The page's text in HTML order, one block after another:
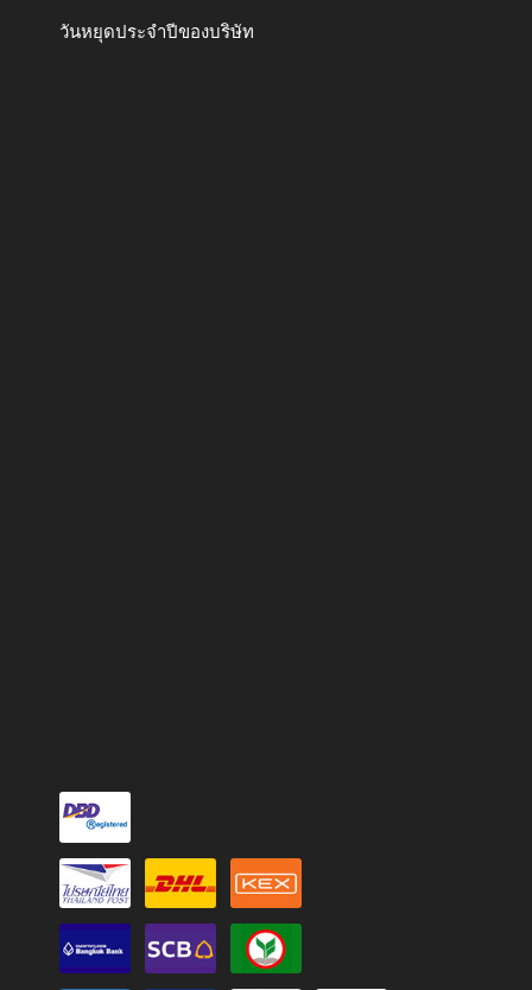
วันหยุดประจำปีของบริษัท